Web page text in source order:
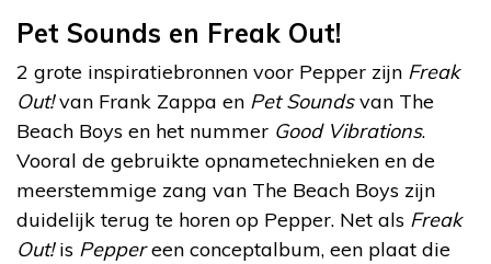
Pet Sounds en Freak Out!
2 grote inspiratiebronnen voor Pepper zijn Freak
Out!van Frank Zappa en Pet Soundsvan The
Beach Boys en het nummer Good Vibrations.
Vooral de gebruikte opnametechnieken en de
meerstemmige zang van The Beach Boys zijn
duidelijk terug te horen op Pepper. Net als Freak
Out!is Peppereen conceptalbum, een plaat die